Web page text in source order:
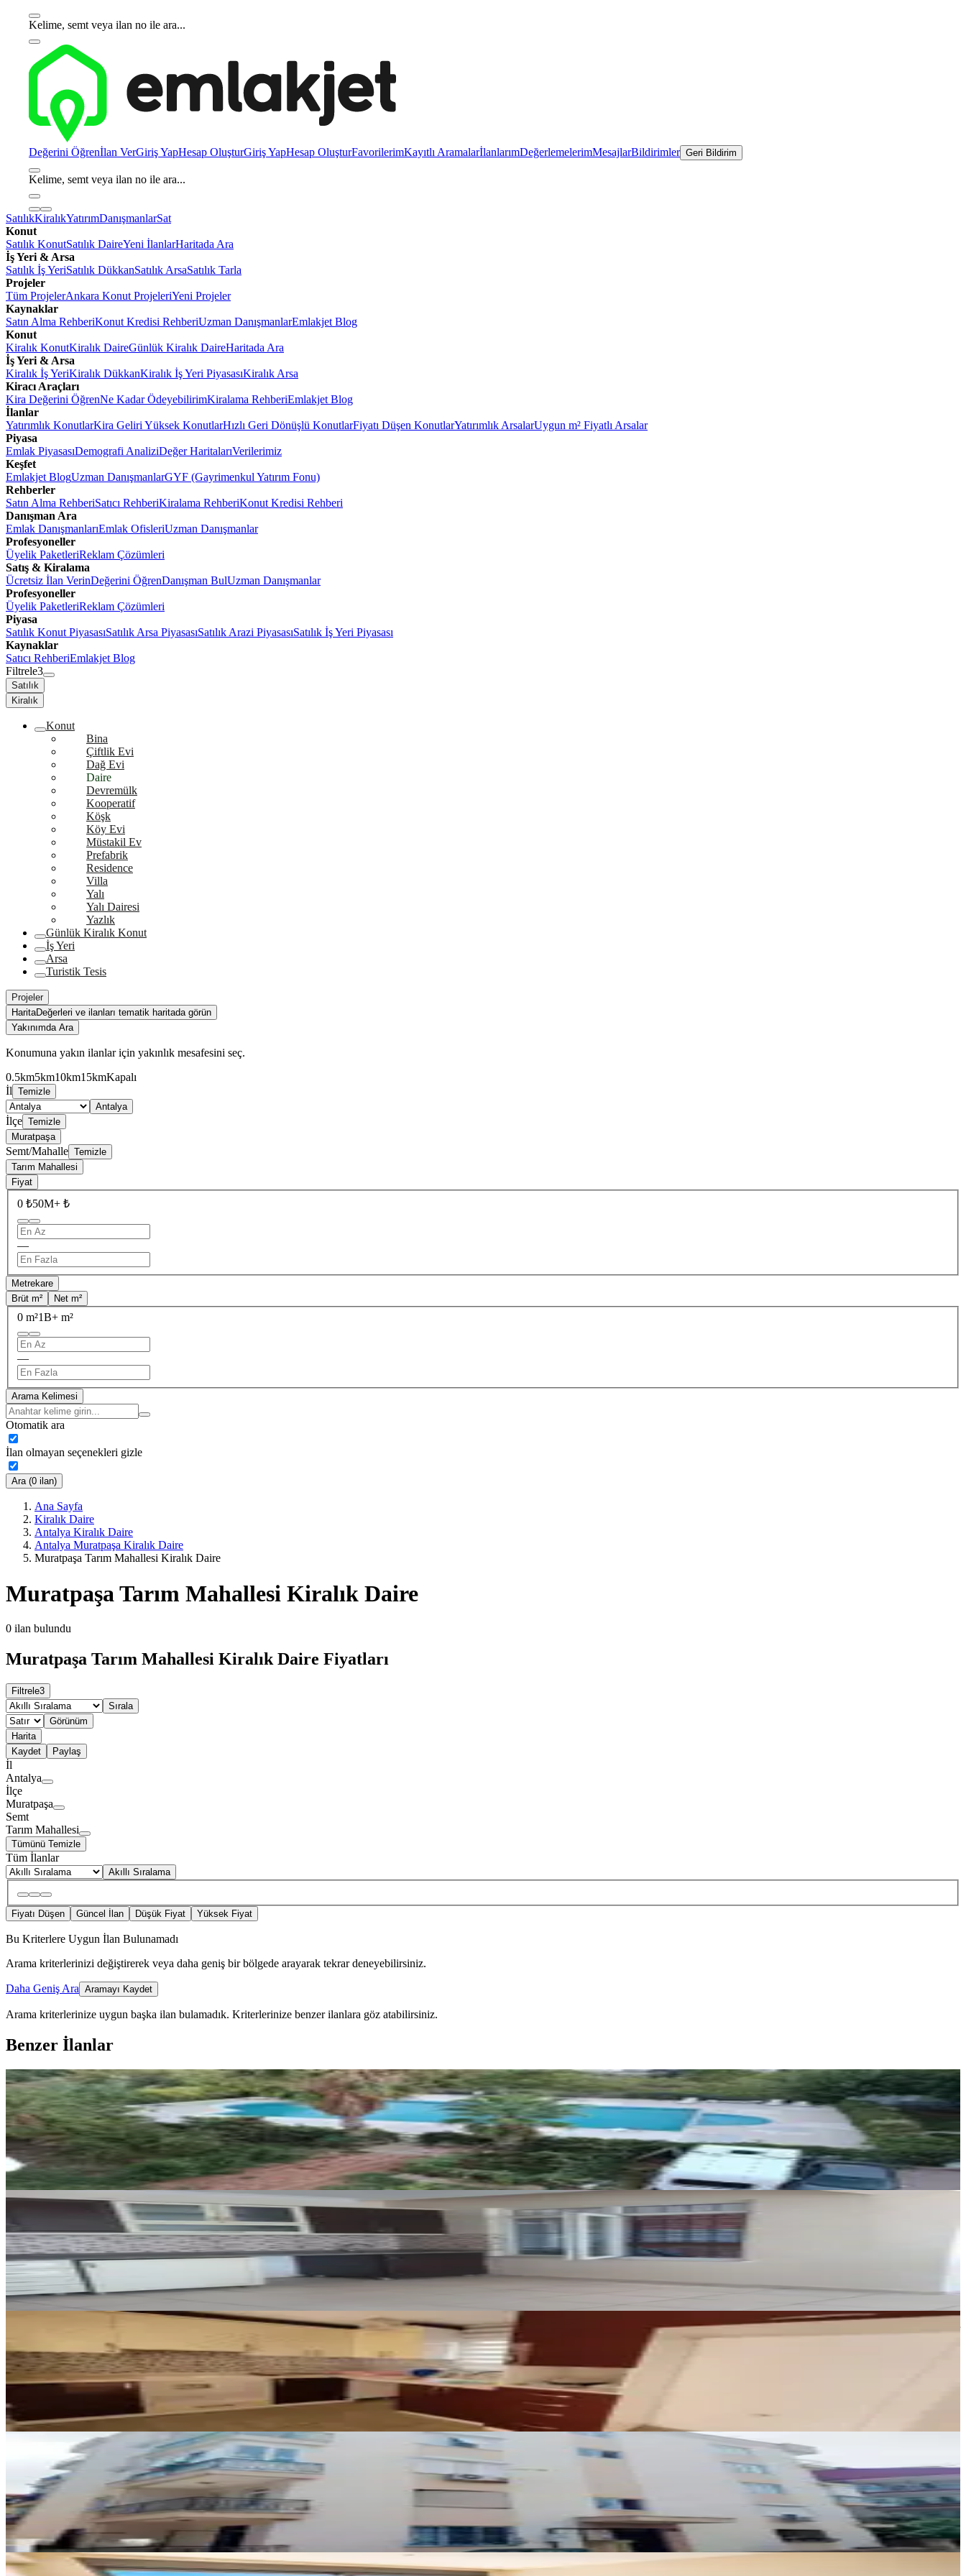
Kelime, semt veya ilan no ile ara...
Değerini Öğrenİlan VerGiriş YapHesap OluşturGiriş YapHesap OluşturFavorilerimKayıtlı AramalarİlanlarımDeğerlemelerimMesajlarBildirimler Geri Bildirim
Kelime, semt veya ilan no ile ara...
SatılıkKiralıkYatırımDanışmanlarSat
Konut
Satılık KonutSatılık DaireYeni İlanlarHaritada Ara
İş Yeri & Arsa
Satılık İş YeriSatılık DükkanSatılık ArsaSatılık Tarla
Projeler
Tüm ProjelerAnkara Konut ProjeleriYeni Projeler
Kaynaklar
Satın Alma RehberiKonut Kredisi RehberiUzman DanışmanlarEmlakjet Blog
Konut
Kiralık KonutKiralık DaireGünlük Kiralık DaireHaritada Ara
İş Yeri & Arsa
Kiralık İş YeriKiralık DükkanKiralık İş Yeri PiyasasıKiralık Arsa
Kiracı Araçları
Kira Değerini ÖğrenNe Kadar ÖdeyebilirimKiralama RehberiEmlakjet Blog
İlanlar
Yatırımlık KonutlarKira Geliri Yüksek KonutlarHızlı Geri Dönüşlü KonutlarFiyatı Düşen KonutlarYatırımlık ArsalarUygun m² Fiyatlı Arsalar
Piyasa
Emlak PiyasasıDemografi AnaliziDeğer HaritalarıVerilerimiz
Keşfet
Emlakjet BlogUzman DanışmanlarGYF (Gayrimenkul Yatırım Fonu)
Rehberler
Satın Alma RehberiSatıcı RehberiKiralama RehberiKonut Kredisi Rehberi
Danışman Ara
Emlak DanışmanlarıEmlak OfisleriUzman Danışmanlar
Profesyoneller
Üyelik PaketleriReklam Çözümleri
Satış & Kiralama
Ücretsiz İlan VerinDeğerini ÖğrenDanışman BulUzman Danışmanlar
Profesyoneller
Üyelik PaketleriReklam Çözümleri
Piyasa
Satılık Konut PiyasasıSatılık Arsa PiyasasıSatılık Arazi PiyasasıSatılık İş Yeri Piyasası
Kaynaklar
Satıcı RehberiEmlakjet Blog
Filtrele3
Satılık
Kiralık
Konut
Bina
Çiftlik Evi
Dağ Evi
Daire
Devremülk
Kooperatif
Köşk
Köy Evi
Müstakil Ev
Prefabrik
Residence
Villa
Yalı
Yalı Dairesi
Yazlık
Günlük Kiralık Konut
İş Yeri
Arsa
Turistik Tesis
Projeler
HaritaDeğerleri ve ilanları tematik haritada görün
Yakınımda Ara
Konumuna yakın ilanlar için yakınlık mesafesini seç.
0.5km5km10km15kmKapalı
İl Temizle
Antalya
İlçe Temizle
Muratpaşa
Semt/Mahalle Temizle
Tarım Mahallesi
Fiyat
0 ₺50M+ ₺
—
Metrekare
Brüt m²
Net m²
0 m²1B+ m²
—
Arama Kelimesi
Otomatik ara
İlan olmayan seçenekleri gizle
Ara (0 ilan)
Ana Sayfa
Kiralık Daire
Antalya Kiralık Daire
Antalya Muratpaşa Kiralık Daire
Muratpaşa Tarım Mahallesi Kiralık Daire
Muratpaşa Tarım Mahallesi Kiralık Daire
0 ilan bulundu
Muratpaşa Tarım Mahallesi Kiralık Daire Fiyatları
Filtrele3
Sırala
Görünüm
Harita
Kaydet
Paylaş
İl
Antalya
İlçe
Muratpaşa
Semt
Tarım Mahallesi
Tümünü Temizle
Tüm İlanlar
Akıllı Sıralama
Fiyatı Düşen Güncel İlan Düşük Fiyat Yüksek Fiyat
Bu Kriterlere Uygun İlan Bulunamadı
Arama kriterlerinizi değiştirerek veya daha geniş bir bölgede arayarak tekrar deneyebilirsiniz.
Daha Geniş Ara Aramayı Kaydet
Arama kriterlerinize uygun başka ilan bulamadık. Kriterlerinize benzer ilanlara göz atabilirsiniz.
Benzer İlanlar
YENİ
Güzeloba'da Orman Ve Deniz Manzaralı, Havuzlu Sitede Eşyalı 2+1
Muratpaşa, Güzeloba Mahallesi
2+1·80 m²· 3. Kat·07.08.2026
40.000 ₺
Coldwell Banker Axis ÇAĞATAY GÖKSEL AVCI
Ara
YENİ
Deniz Mah Kiralık Daire
Muratpaşa, Deniz Mahallesi
3+1·110 m²
30.000 ₺
Güllük Caddesine Yakın 3+1 Kiralık Daire
Muratpaşa, Deniz Mahallesi
3+1
130 m²·4. Kat 07.08.2026
28.000 ₺
Çaybaşı Mah. Ayrı Mutfaklı 2+1 Merkezi Konumda Kiralık
Muratpaşa, Çaybaşı Mahallesi
2+1· 100 m²· Yüksek giriş·07.08.2026
Redstone BusinessBaktash Moradı
YENİ